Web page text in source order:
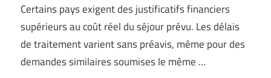
Certains pays exigent des justificatifs financiers
supérieurs au coût réel du séjour prévu. Les délais
de traitement varient sans préavis, même pour des
demandes similaires soumises le même …